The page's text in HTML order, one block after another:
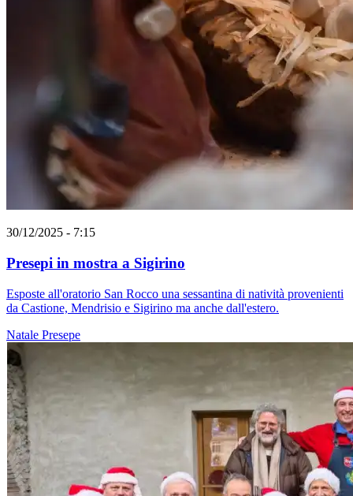
30/12/2025 - 7:15
Presepi in mostra a Sigirino
Esposte all'oratorio San Rocco una sessantina di natività provenienti
da Castione, Mendrisio e Sigirino ma anche dall'estero.
Natale Presepe